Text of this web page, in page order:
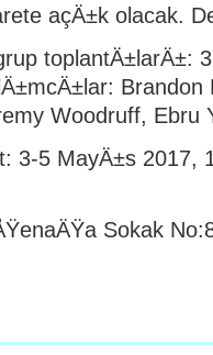
açÄ±k olacak.
toplantÄ±larÄ±:
Brandon
Woodruff, Ebru
3-5 MayÄ±s 2017,
Sokak